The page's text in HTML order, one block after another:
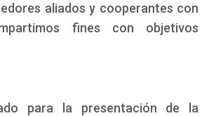
aliados y cooperantes con
fines con objetivos
para la presentación de la